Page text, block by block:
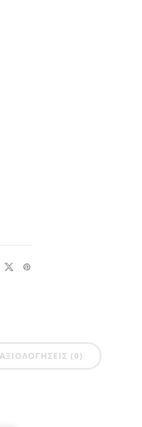
ΑΞΙΟΛΟΓΉΣΕΙΣ (0)